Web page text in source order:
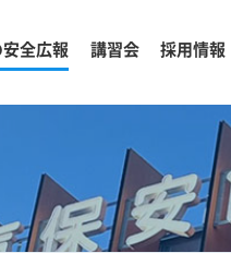
全広報 講習会 採用情報